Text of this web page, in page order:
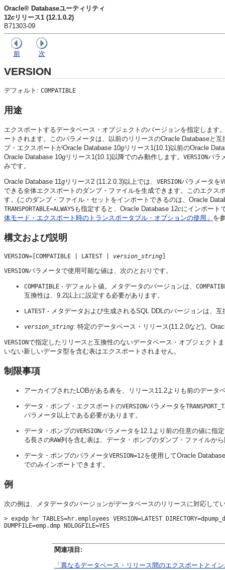
Oracle® Databaseユーティリティ
12c リリース1 (12.1.0.2)
B71303-09
前 次
VERSION
デフォルト: COMPATIBLE
用途
エクスポートするデータベース・オブジェクトのバージョンを指定します
ートされます。このパラメータは、以前のリリースのOracle Databaseと
プ・エクスポートがOracle Database 10g リリース1(10.1)以前のOracle
Oracle Database 10g リリース1(10.1)以降でのみ動作します。 VERSIONパラ
みです。
Oracle Database 11 g リリース2 (11.2.0.3)以上では、 VERSIONパラメータを
できる全体エクスポートのダンプ・ファイルを生成できます。このエク
す。(このダンプ・ファイル・セットをインポートできるのは、Oracle
TRANSPORTABLE=ALWAYSも指定すると、Oracle Database 12cにインポート
体モード・エクスポート時のトランスポータブル・オプションの使用」 を
構文および説明
VERSION=[COMPATIBLE | LATEST | version_string
VERSIONパラメータで使用可能な値は、次のとおりです。
COMPATIBLE - デフォルト値。メタデータのバージョンは、
互換性は、9.2以上に設定する必要があります。
LATEST - メタデータおよび生成されるSQL DDLのバージョンは、
version_string: 特定のデータベース・リリース(11.2.0など)。
VERSIONで指定したリリースと互換性のないデータベース・オブジェクト
いない新しいデータ型を含む表はエクスポートされません。
制限事項
アーカイブされたLOBがある表を、リリース11.2よりも前のデータ
データ・ポンプ・エクスポートのVERSIONパラメータを
パラメータ以上である必要があります。
データ・ポンプのVERSIONパラメータを12.1より前の任意の値に指
る長さのRAW列を含む表は、データ・ポンプのダンプ・ファイルか
データ・ポンプのパラメータVERSION=12を使用してOracle
でのみインポートできます。
例
次の例は、メタデータのバージョンがデータベースのリリースに対応して
> expdp hr TABLES=hr.employees VERSION=LATEST
DUMPFILE=emp.dmp NOLOGFILE=YES
関連項目:
「異なるデータベース・リリース間のエクスポートとイ